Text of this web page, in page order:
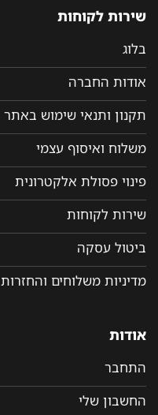
שירות לקוחות
בלוג
אודות החברה
תקנון ותנאי שימוש באתר
משלוח ואיסוף עצמי
פינוי פסולת אלקטרונית
שירות לקוחות
ביטול עסקה
מדיניות משלוחים והחזרות
אודות
התחבר
החשבון שלי